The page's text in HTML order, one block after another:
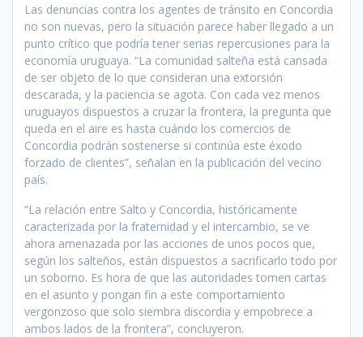
Las denuncias contra los agentes de tránsito en Concordia
no son nuevas, pero la situación parece haber llegado a un
punto crítico que podría tener serias repercusiones para la
economía uruguaya. “La comunidad salteña está cansada
de ser objeto de lo que consideran una extorsión
descarada, y la paciencia se agota. Con cada vez menos
uruguayos dispuestos a cruzar la frontera, la pregunta que
queda en el aire es hasta cuándo los comercios de
Concordia podrán sostenerse si continúa este éxodo
forzado de clientes”, señalan en la publicación del vecino
país.
“La relación entre Salto y Concordia, históricamente
caracterizada por la fraternidad y el intercambio, se ve
ahora amenazada por las acciones de unos pocos que,
según los salteños, están dispuestos a sacrificarlo todo por
un soborno. Es hora de que las autoridades tomen cartas
en el asunto y pongan fin a este comportamiento
vergonzoso que solo siembra discordia y empobrece a
ambos lados de la frontera”, concluyeron.